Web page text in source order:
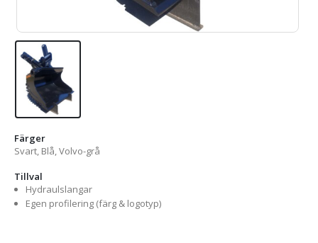
Färger
Svart, Blå, Volvo-grå
Tillval
Hydraulslangar
Egen profilering (färg & logotyp)